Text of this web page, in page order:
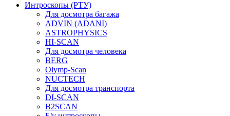
Интроскопы (РТУ)
Для досмотра багажа
ADVIN (ADANI)
ASTROPHYSICS
HI-SCAN
Для досмотра человека
BERG
Olymp-Scan
NUCTECH
Для досмотра транспорта
DI-SCAN
B2SCAN